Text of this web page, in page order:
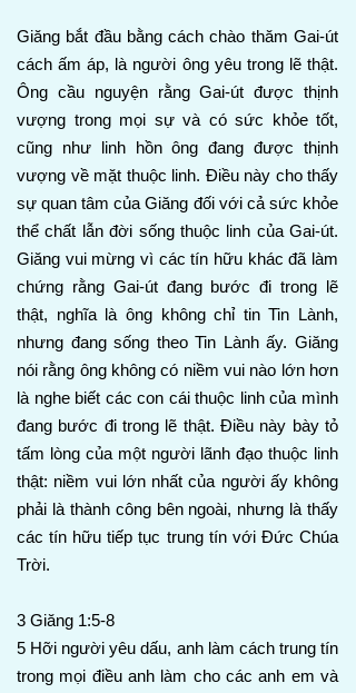
Giăng bắt đầu bằng cách chào thăm Gai-út
cách ấm áp, là người ông yêu trong lẽ thật.
Ông cầu nguyện rằng Gai-út được thịnh
vượng trong mọi sự và có sức khỏe tốt,
cũng như linh hồn ông đang được thịnh
vượng về mặt thuộc linh. Điều này cho thấy
sự quan tâm của Giăng đối với cả sức khỏe
thể chất lẫn đời sống thuộc linh của Gai-út.
Giăng vui mừng vì các tín hữu khác đã làm
chứng rằng Gai-út đang bước đi trong lẽ
thật, nghĩa là ông không chỉ tin Tin Lành,
nhưng đang sống theo Tin Lành ấy. Giăng
nói rằng ông không có niềm vui nào lớn hơn
là nghe biết các con cái thuộc linh của mình
đang bước đi trong lẽ thật. Điều này bày tỏ
tấm lòng của một người lãnh đạo thuộc linh
thật: niềm vui lớn nhất của người ấy không
phải là thành công bên ngoài, nhưng là thấy
các tín hữu tiếp tục trung tín với Đức Chúa
Trời.
3 Giăng 1:5-8
5 Hỡi người yêu dấu, anh làm cách trung tín
trong mọi điều anh làm cho các anh em và